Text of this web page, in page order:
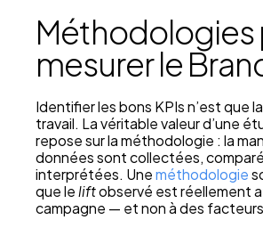
Méthodologies
mesurer le
Identifier les bons KPIs n’est que
travail. La véritable valeur d’une
repose sur la méthodologie : la
données sont collectées,
interprétées. Uneméthodologie
que leliftobservé est réellement
campagne — et non à des